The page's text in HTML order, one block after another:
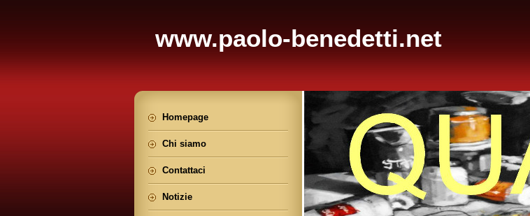
www.paolo-benedetti.net
Homepage
Chi siamo
Contattaci
Notizie